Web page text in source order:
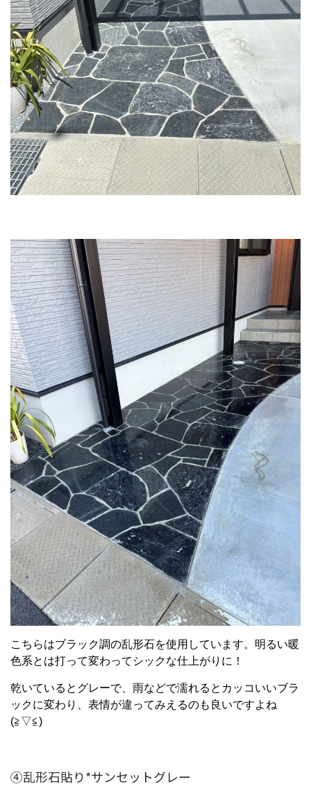
こちらはブラック調の乱形石を使用しています。明るい暖
色系とは打って変わってシックな仕上がりに！
乾いているとグレーで、雨などで濡れるとカッコいいブラ
ックに変わり、表情が違ってみえるのも良いですよね
(≧▽≦)
④乱形石貼り*サンセットグレー